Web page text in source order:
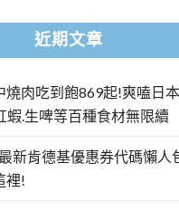
近期文章
燒肉吃到飽869起!爽嗑日
蝦.生啤等百種食材無限續
新肯德基優惠券代碼懶人
裡!